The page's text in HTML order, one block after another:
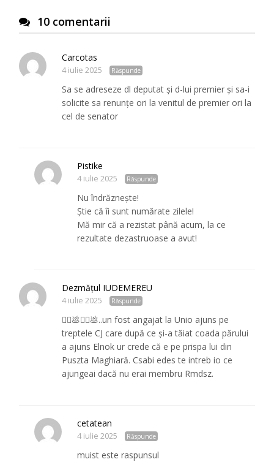
10 comentarii
Carcotas
4 iulie 2025 Răspunde
Sa se adreseze dl deputat și d-lui premier și sa-i
solicite sa renunțe ori la venitul de premier ori la
cel de senator
Pistike
4 iulie 2025 Răspunde
Nu îndrăznește!
Știe că îi sunt numărate zilele!
Mă mir că a rezistat până acum, la ce
rezultate dezastruoase a avut!
Dezmățul IUDEMEREU
4 iulie 2025 Răspunde
🤦‍♂️💩🤦‍♂️💩..un fost angajat la Unio ajuns pe
treptele CJ care după ce și-a tăiat coada părului
a ajuns Elnok ur crede că e pe prispa lui din
Puszta Maghiară. Csabi edes te intreb io ce
ajungeai dacă nu erai membru Rmdsz.
cetatean
4 iulie 2025 Răspunde
muist este raspunsul